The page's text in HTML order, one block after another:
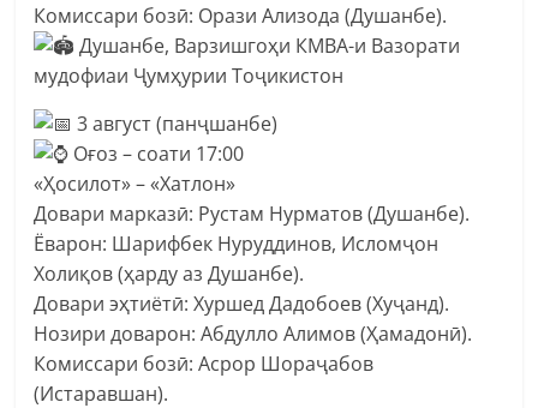
Комиссари бозӣ: Орази Ализода (Душанбе).
Душанбе, Варзишгоҳи КМВА-и Вазорати
мудофиаи Ҷумҳурии Тоҷикистон
3 август (панҷшанбе)
Оғоз – соати 17:00
«Ҳосилот» – «Хатлон»
Довари марказӣ: Рустам Нурматов (Душанбе).
Ёварон: Шарифбек Нуруддинов, Исломҷон
Холиқов (ҳарду аз Душанбе).
Довари эҳтиётӣ: Хуршед Дадобоев (Хуҷанд).
Нозири доварон: Абдулло Алимов (Ҳамадонӣ).
Комиссари бозӣ: Асрор Шораҷабов
(Истаравшан).